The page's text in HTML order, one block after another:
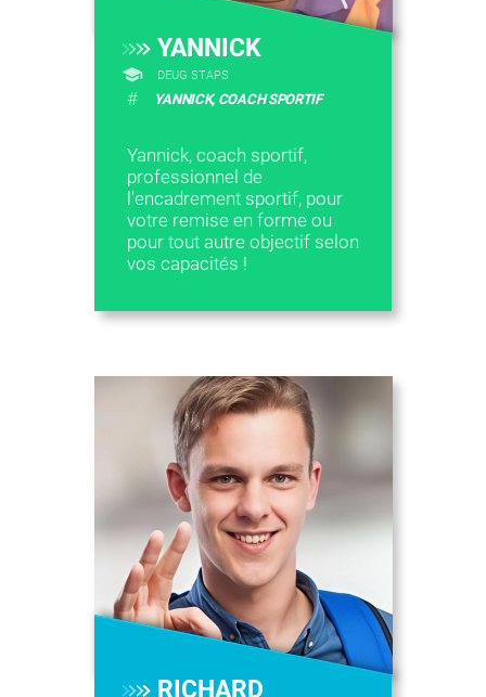
YANNICK
DEUG STAPS
# YANNICK, COACH SPORTIF
Yannick, coach sportif,
professionnel de
l'encadrement sportif, pour
votre remise en forme ou
pour tout autre objectif selon
vos capacités !
RICHARD